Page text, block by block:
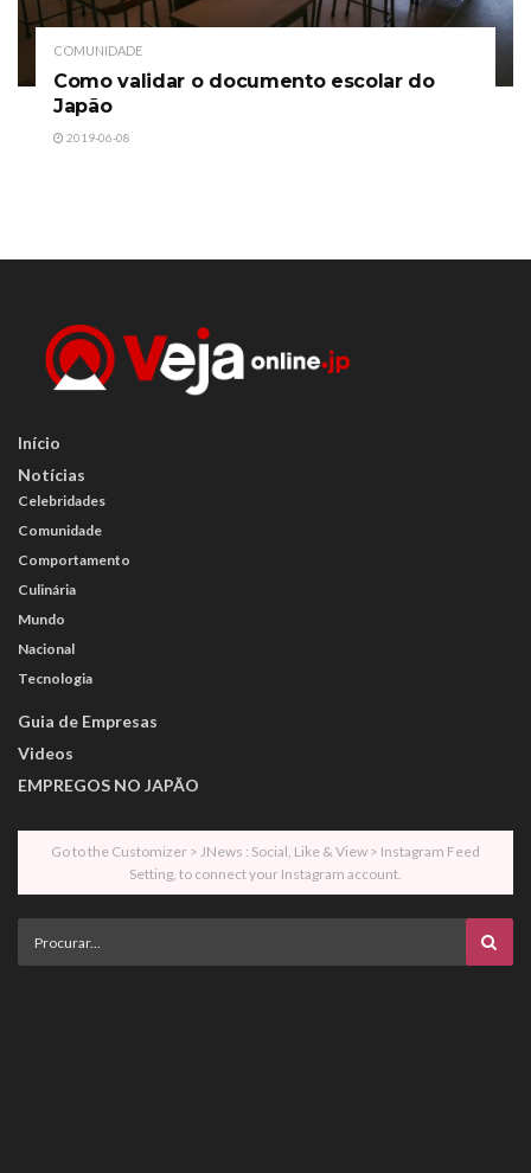
COMUNIDADE
Como validar o documento escolar do
Japão
2019-06-08
Início
Notícias
Celebridades
Comunidade
Comportamento
Culinária
Mundo
Nacional
Tecnologia
Guia de Empresas
Videos
EMPREGOS NO JAPÃO
Go to the Customizer > JNews : Social, Like & View > Instagram Feed
Setting, to connect your Instagram account.